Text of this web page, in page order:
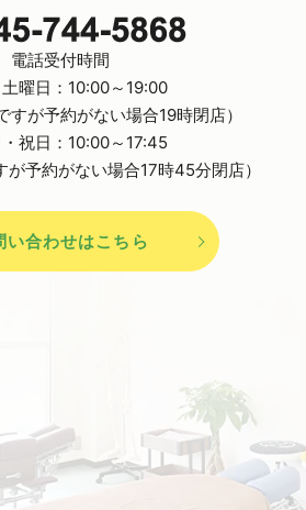
電話受付時間
曜日：10:00～19:00
すが予約がない場合19時閉店）
祝日：10:00～17:45
が予約がない場合17時45分閉店）
い合わせはこちら